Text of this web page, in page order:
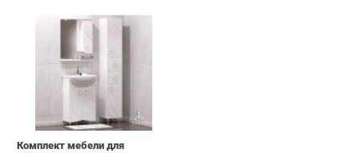
Комплект мебели для
ванной Corozo Koral
22 490 ₽
ПОХОЖИЕ ТОВАРЫ